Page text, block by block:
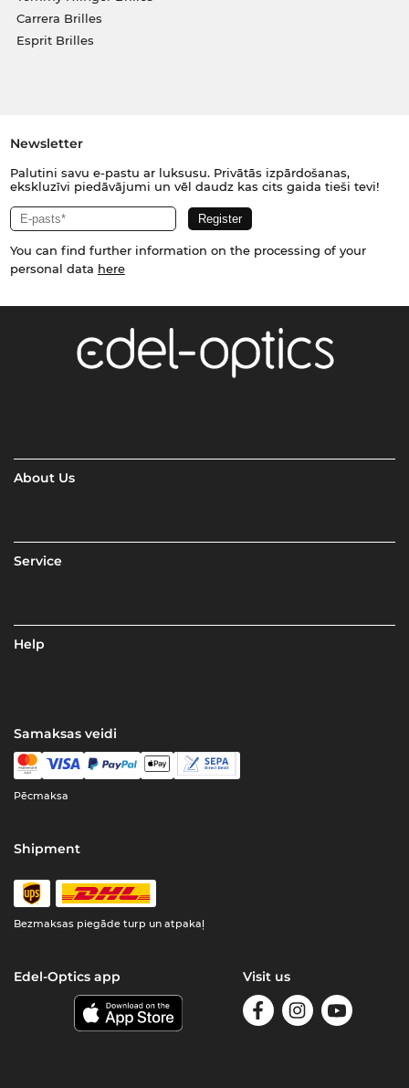
Carrera Brilles
Esprit Brilles
Newsletter
Palutini savu e-pastu ar luksusu. Privātās izpārdošanas,
ekskluzīvi piedāvājumi un vēl daudz kas cits gaida tieši tevi!
You can find further information on the processing of your
personal data here
About Us
Service
Help
Samaksas veidi
Pēcmaksa
Shipment
Bezmaksas piegāde turp un atpakaļ
Edel-Optics app Visit us